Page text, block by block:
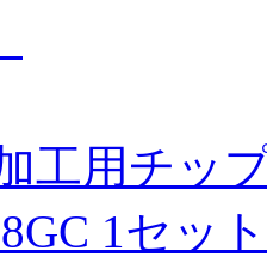
工用チッ
1セッ